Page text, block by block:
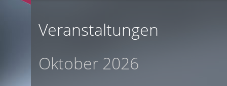
Veranstaltungen
Oktober 2026